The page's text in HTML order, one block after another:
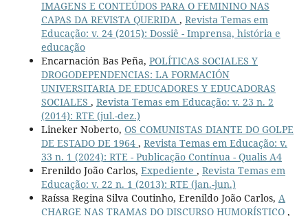
IMAGENS E CONTEÚDOS PARA O FEMININO NAS
CAPAS DA REVISTA QUERIDA , Revista Temas em
Educação: v. 24 (2015): Dossiê - Imprensa, história e
educação
Encarnación Bas Peña, POLÍTICAS SOCIALES Y
DROGODEPENDENCIAS: LA FORMACIÓN
UNIVERSITARIA DE EDUCADORES Y EDUCADORAS
SOCIALES , Revista Temas em Educação: v. 23 n. 2
(2014): RTE (jul.-dez.)
Lineker Noberto, OS COMUNISTAS DIANTE DO GOLPE
DE ESTADO DE 1964 , Revista Temas em Educação: v.
33 n. 1 (2024): RTE - Publicação Contínua - Qualis A4
Erenildo João Carlos, Expediente , Revista Temas em
Educação: v. 22 n. 1 (2013): RTE (jan.-jun.)
Raíssa Regina Silva Coutinho, Erenildo João Carlos, A
CHARGE NAS TRAMAS DO DISCURSO HUMORÍSTICO ,